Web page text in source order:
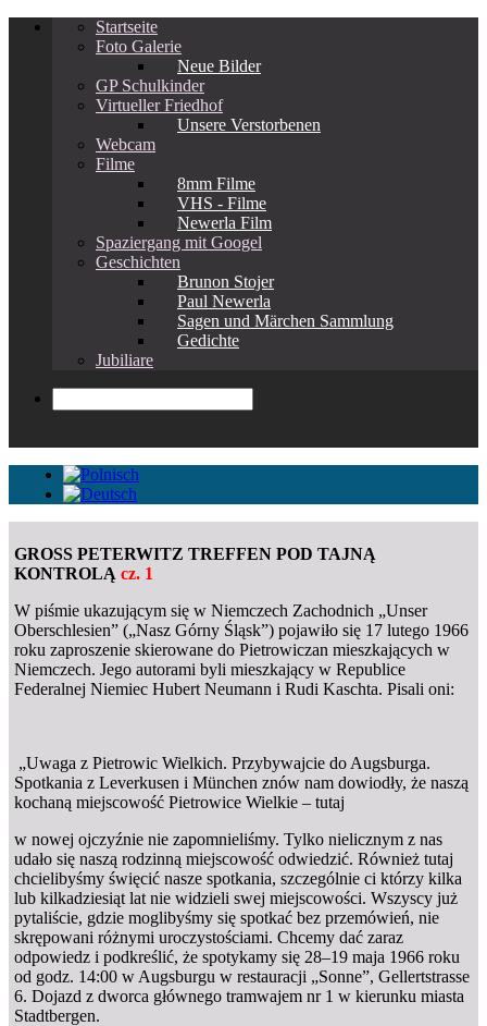
Startseite
Foto Galerie
Neue Bilder
GP Schulkinder
Virtueller Friedhof
Unsere Verstorbenen
Webcam
Filme
8mm Filme
VHS - Filme
Newerla Film
Spaziergang mit Googel
Geschichten
Brunon Stojer
Paul Newerla
Sagen und Märchen Sammlung
Gedichte
Jubiliare
GROSS PETERWITZ TREFFEN POD TAJNĄ
KONTROLĄ cz. 1
W piśmie ukazującym się w Niemczech Zachodnich „Unser
Oberschlesien” („Nasz Górny Śląsk”) pojawiło się 17 lutego 1966
roku zaproszenie skierowane do Pietrowiczan mieszkających w
Niemczech. Jego autorami byli mieszkający w Republice
Federalnej Niemiec Hubert Neumann i Rudi Kaschta. Pisali oni:
„Uwaga z Pietrowic Wielkich. Przybywajcie do Augsburga.
Spotkania z Leverkusen i München znów nam dowiodły, że naszą
kochaną miejscowość Pietrowice Wielkie – tutaj
w nowej ojczyźnie nie zapomnieliśmy. Tylko nielicznym z nas
udało się naszą rodzinną miejscowość odwiedzić. Również tutaj
chcielibyśmy święcić nasze spotkania, szczególnie ci którzy kilka
lub kilkadziesiąt lat nie widzieli swej miejscowości. Wszyscy już
pytaliście, gdzie moglibyśmy się spotkać bez przemówień, nie
skrępowani różnymi uroczystościami. Chcemy dać zaraz
odpowiedz i podkreślić, że spotykamy się 28–19 maja 1966 roku
od godz. 14:00 w Augsburgu w restauracji „Sonne”, Gellertstrasse
6. Dojazd z dworca głównego tramwajem nr 1 w kierunku miasta
Stadtbergen.